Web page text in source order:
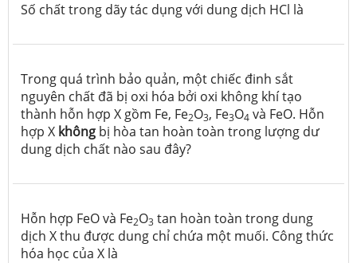
Số chất trong dãy tác dụng với dung dịch HCl là
Trong quá trình bảo quản, một chiếc đinh sắt
nguyên chất đã bị oxi hóa bởi oxi không khí tạo
thành hỗn hợp X gồm Fe, Fe2O3, Fe3O4 và FeO. Hỗn
hợp X không bị hòa tan hoàn toàn trong lượng dư
dung dịch chất nào sau đây?
Hỗn hợp FeO và Fe2O3 tan hoàn toàn trong dung
dịch X thu được dung chỉ chứa một muối. Công thức
hóa học của X là